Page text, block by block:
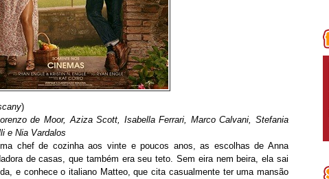
)
de Moor, Aziza Scott, Isabella Ferrari, Marco Calvani, Stefania
e Nia Vardalos
chef de cozinha aos vinte e poucos anos, as escolhas de Anna
de casas, que também era seu teto. Sem eira nem beira, ela sai
e conhece o italiano Matteo, que cita casualmente ter uma mansão